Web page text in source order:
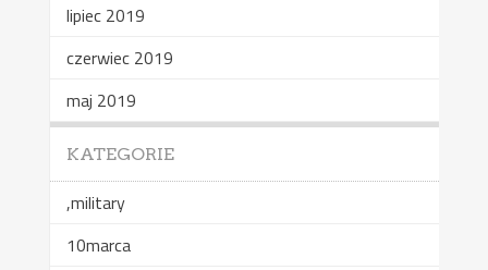
lipiec 2019
czerwiec 2019
maj 2019
KATEGORIE
,military
10marca